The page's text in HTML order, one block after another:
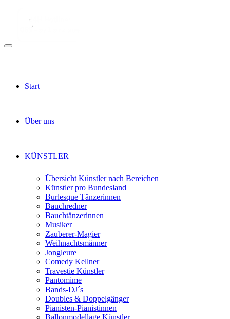
Start
Über uns
KÜNSTLER
Übersicht Künstler nach Bereichen
Künstler pro Bundesland
Burlesque Tänzerinnen
Bauchredner
Bauchtänzerinnen
Musiker
Zauberer-Magier
Weihnachtsmänner
Jongleure
Comedy Kellner
Travestie Künstler
Pantomime
Bands-DJ´s
Doubles & Doppelgänger
Pianisten-Pianistinnen
Ballonmodellage Künstler